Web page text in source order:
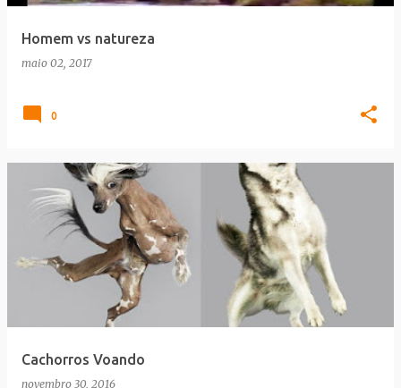
Homem vs natureza
maio 02, 2017
0
Cachorros Voando
novembro 30, 2016